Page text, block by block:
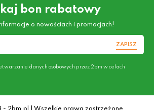
bon rabatowy
o nowościach i promocjach!
ZAPISZ
danych osobowych przez 2bm w celach